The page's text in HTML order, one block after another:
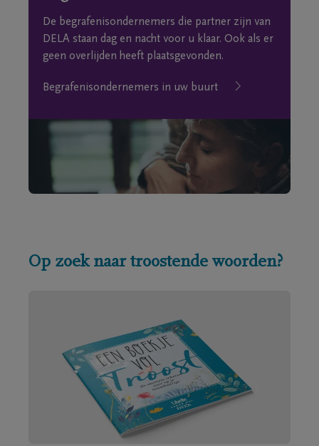
De begrafenisondernemers die partner zijn van
DELA staan dag en nacht voor u klaar. Ook als er
geen overlijden heeft plaatsgevonden.
Begrafenisondernemers in uw buurt
Op zoek naar troostende woorden?